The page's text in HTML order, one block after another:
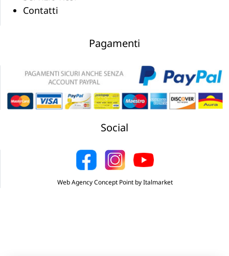
Contatti
Pagamenti
Social
Web Agency Concept Point by Italmarket